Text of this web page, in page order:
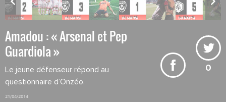
Amadou : « Arsenal et Pep
Guardiola »
Le jeune défenseur répond au
questionnaire d’Onzéo.
21/04/2014
0